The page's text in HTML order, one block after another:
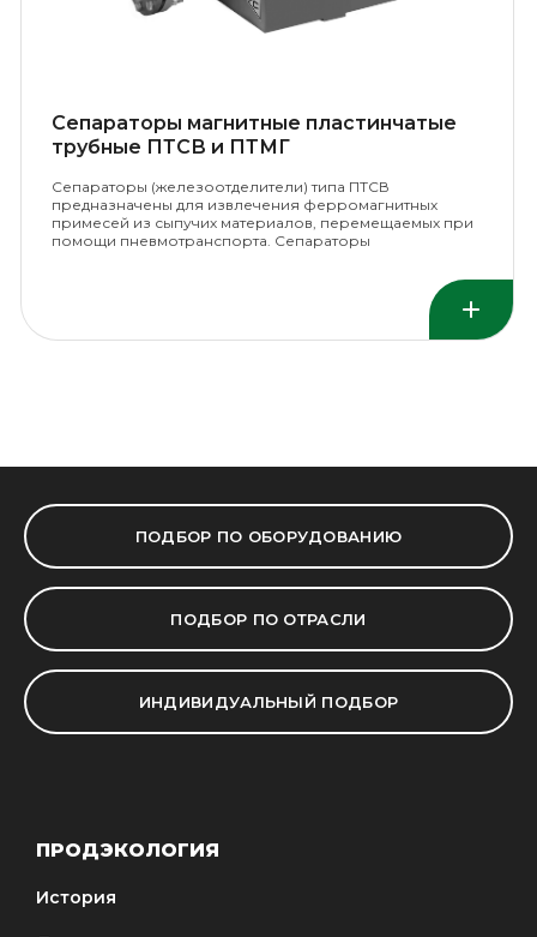
Сепараторы магнитные пластинчатые
трубные ПТСВ и ПТМГ
Сепараторы (железоотделители) типа ПТСВ
предназначены для извлечения ферромагнитных
примесей из сыпучих материалов, перемещаемых при
помощи пневмотранспорта. Сепараторы
ПОДБОР ПО ОБОРУДОВАНИЮ
ПОДБОР ПО ОТРАСЛИ
ИНДИВИДУАЛЬНЫЙ ПОДБОР
ПРОДЭКОЛОГИЯ
История